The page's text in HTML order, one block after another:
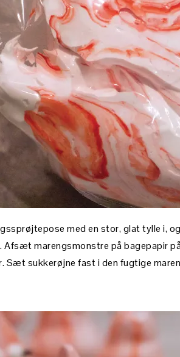
med en stor, glat tylle i,
marengsmonstre på bagepapir
Sæt sukkerøjne fast i den fugtige